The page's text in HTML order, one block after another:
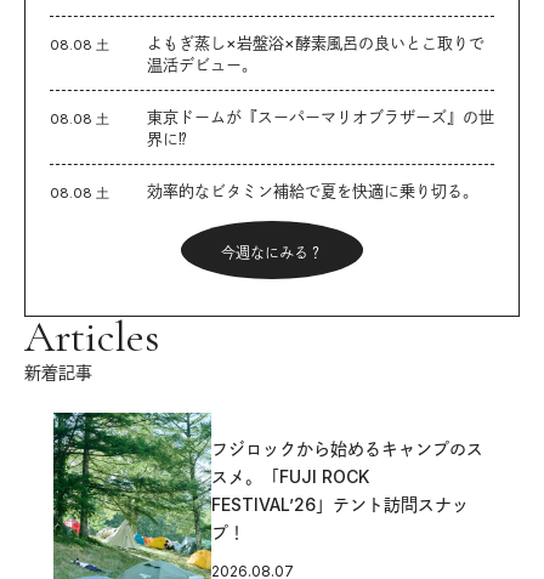
08.08 土
よもぎ蒸し×岩盤浴×酵素風呂の良いとこ取りで
温活デビュー。
08.08 土
東京ドームが『スーパーマリオブラザーズ』の世
界に⁉︎
08.08 土 効率的なビタミン補給で夏を快適に乗り切る。
今週なにみる？
Articles
新着記事
フジロックから始めるキャンプのス
スメ。「FUJI ROCK
FESTIVAL’26」テント訪問スナッ
プ！
2026.08.07